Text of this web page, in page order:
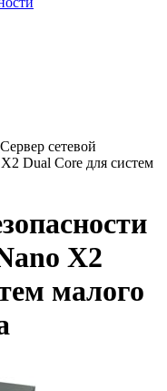
Сервер сетевой
Dual Core для систем
X2
малого